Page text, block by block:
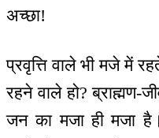
अच्छा!
प्रवृत्ति वाले भी मजे में
रहने वाले हो?
जन का मजा ही मजा